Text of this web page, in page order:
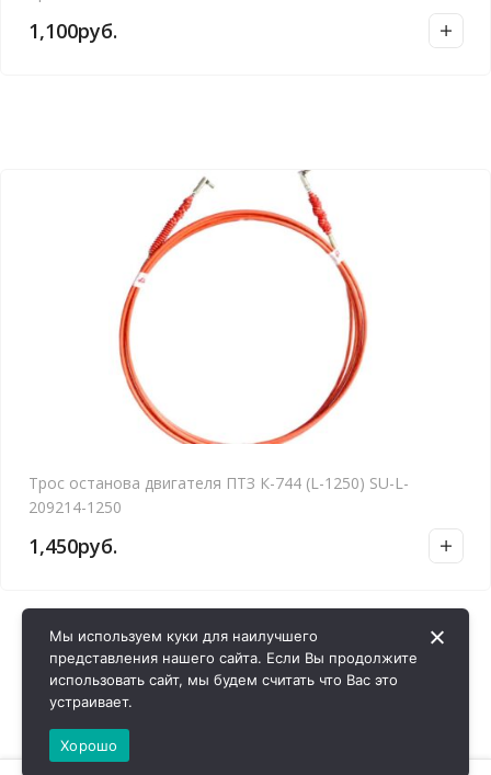
1,100руб.
Трос останова двигателя ПТЗ К-744 (L-1250) SU-L-
209214-1250
1,450руб.
Мы используем куки для наилучшего
представления нашего сайта. Если Вы продолжите
использовать сайт, мы будем считать что Вас это
устраивает.
Хорошо